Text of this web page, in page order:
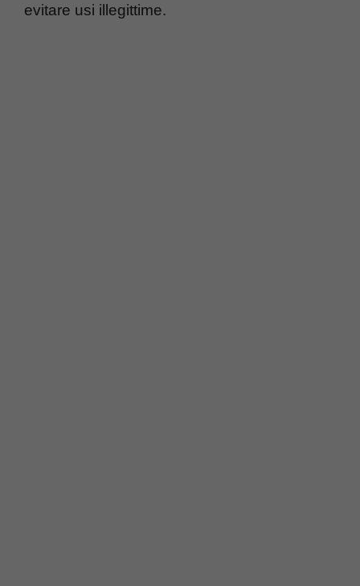
evitare usi illegittime.